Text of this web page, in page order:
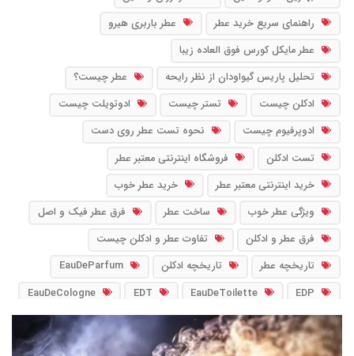
راهنمای سریع خرید عطر
عطر باربری هیرو
عطر مایکل کورس فوق العاده زیبا
تحلیل پاریس گیواودان از نظر رایحه
عطر چیست؟
ادکلن چیست
تستر چیست
ادوتویلت چیست
ادوپرفیوم چیست
نحوه تست عطر روی دست
تست ادکلن
فروشگاه اینترنتی معتبر عطر
خرید اینترنتی معتبر عطر
خرید عطر خوب
ویژگی عطر خوب
ساخت عطر
فرق عطر فیک و اصل
فرق عطر و ادکلن
تفاوت عطر و ادکلن چیست
تاریخچه عطر
تاریخچه ادکلن
EauDeParfum
EDP
EauDeToilette
EDT
EauDeCologne
EDC
PourHomme
PourFemme
NoirFragrance
IntensePerfume
آب_ادو_پرفیوم